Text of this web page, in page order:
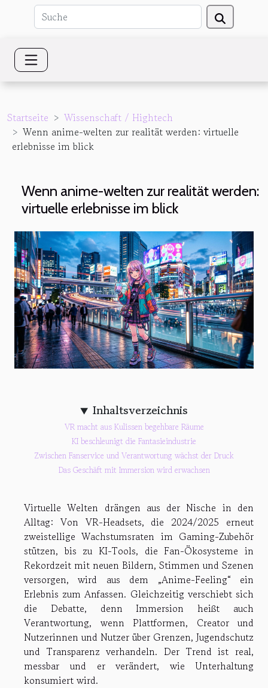
Startseite
Wissenschaft / Hightech
Wenn anime-welten zur realität werden: virtuelle
erlebnisse im blick
Wenn anime-welten zur realität werden:
virtuelle erlebnisse im blick
Inhaltsverzeichnis
VR macht aus Kulissen begehbare Räume
KI beschleunigt die Fantasieindustrie
Zwischen Fanservice und Verantwortung wächst der Druck
Das Geschäft mit Immersion wird erwachsen
Virtuelle Welten drängen aus der Nische in den
Alltag: Von VR-Headsets, die 2024/2025 erneut
zweistellige Wachstumsraten im Gaming-Zubehör
stützen, bis zu KI-Tools, die Fan-Ökosysteme in
Rekordzeit mit neuen Bildern, Stimmen und Szenen
versorgen, wird aus dem „Anime-Feeling“ ein
Erlebnis zum Anfassen. Gleichzeitig verschiebt sich
die Debatte, denn Immersion heißt auch
Verantwortung, wenn Plattformen, Creator und
Nutzerinnen und Nutzer über Grenzen, Jugendschutz
und Transparenz verhandeln. Der Trend ist real,
messbar und er verändert, wie Unterhaltung
konsumiert wird.